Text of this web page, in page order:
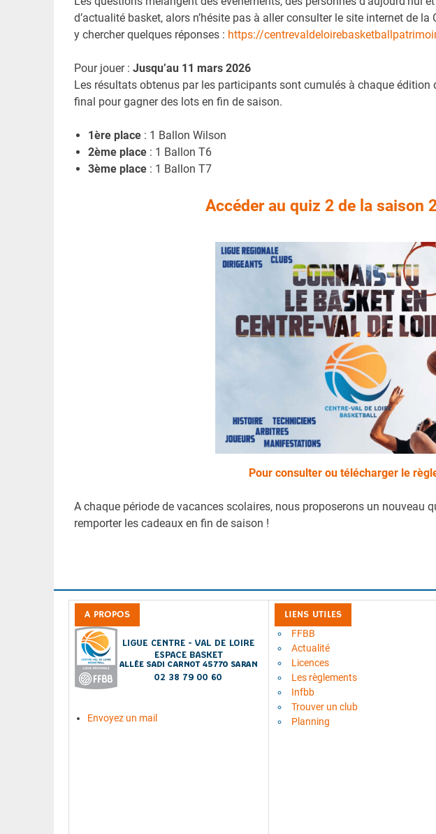
d’actualité basket, alors n’hésite pas à aller consulter le site internet de
y chercher quelques réponses : https://
Pour jouer : Jusqu’au 11 mars 2026
Les résultats obtenus par les participants sont cumulés à chaque
final pour gagner des lots en fin de saison.
1ère place: 1 Ballon Wilson
2ème place: 1 Ballon T6
3ème place: 1 Ballon T7
Accéder au quiz 2 de la saison
Pour consulter ou télécharger le
A chaque période de vacances scolaires, nous proposerons un nouveau
remporter les cadeaux en fin de saison !
A PROPOS
Envoyez un mail
LIENS UTILES
FFBB
Actualité
Licences
Les règlements
Infbb
Trouver un club
Planning